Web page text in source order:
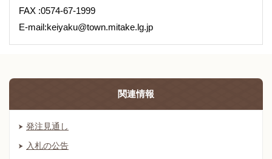
FAX :0574-67-1999
E-mail:keiyaku@town.mitake.lg.jp
関連情報
発注見通し
入札の公告